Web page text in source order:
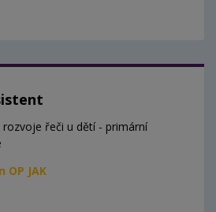
řeči u dětí - primární
OP JAK